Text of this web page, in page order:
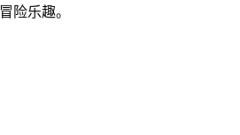
险乐趣。